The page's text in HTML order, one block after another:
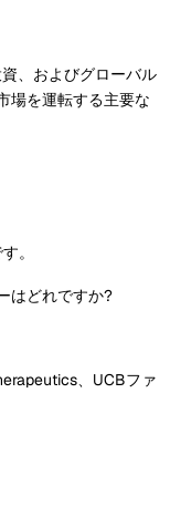
、およびグローバル
場を運転する主要な
。
はどれですか?
、UCBファ